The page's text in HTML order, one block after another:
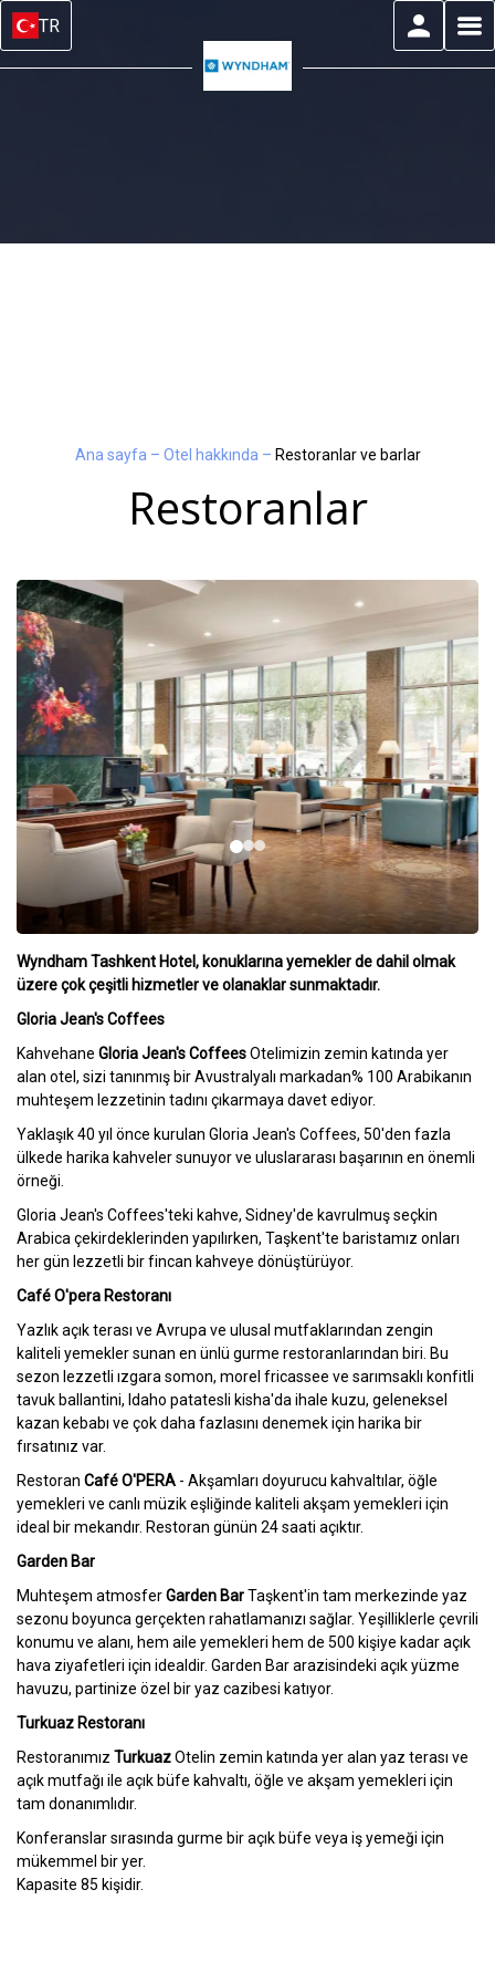
TR
Ana sayfa – Otel hakkında – Restoranlar ve barlar
Restoranlar
Wyndham Tashkent Hotel, konuklarına yemekler de dahil olmak
üzere çok çeşitli hizmetler ve olanaklar sunmaktadır.
Gloria Jean's Coffees
Kahvehane Gloria Jean's CoffeesOtelimizin zemin katında yer
alan otel, sizi tanınmış bir Avustralyalı markadan% 100 Arabikanın
muhteşem lezzetinin tadını çıkarmaya davet ediyor.
Yaklaşık 40 yıl önce kurulan Gloria Jean's Coffees, 50'den fazla
ülkede harika kahveler sunuyor ve uluslararası başarının en önemli
örneği.
Gloria Jean's Coffees'teki kahve, Sidney'de kavrulmuş seçkin
Arabica çekirdeklerinden yapılırken, Taşkent'te baristamız onları
her gün lezzetli bir fincan kahveye dönüştürüyor.
Café O'pera Restoranı
Yazlık açık terası ve Avrupa ve ulusal mutfaklarından zengin
kaliteli yemekler sunan en ünlü gurme restoranlarından biri. Bu
sezon lezzetli ızgara somon, morel fricassee ve sarımsaklı konfitli
tavuk ballantini, Idaho patatesli kisha'da ihale kuzu, geleneksel
kazan kebabı ve çok daha fazlasını denemek için harika bir
fırsatınız var.
Restoran Café O'PERA - Akşamları doyurucu kahvaltılar, öğle
yemekleri ve canlı müzik eşliğinde kaliteli akşam yemekleri için
ideal bir mekandır. Restoran günün 24 saati açıktır.
Garden Bar
Muhteşem atmosferGarden BarTaşkent'in tam merkezinde yaz
sezonu boyunca gerçekten rahatlamanızı sağlar. Yeşilliklerle çevrili
konumu ve alanı, hem aile yemekleri hem de 500 kişiye kadar açık
hava ziyafetleri için idealdir. Garden Bar arazisindeki açık yüzme
havuzu, partinize özel bir yaz cazibesi katıyor.
Turkuaz Restoranı
Restoranımız TurkuazOtelin zemin katında yer alan yaz terası ve
açık mutfağı ile açık büfe kahvaltı, öğle ve akşam yemekleri için
tam donanımlıdır.
Konferanslar sırasında gurme bir açık büfe veya iş yemeği için
mükemmel bir yer.
Kapasite 85 kişidir.